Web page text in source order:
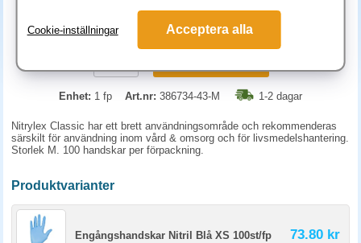
73.80 kr (inkl. moms)
Enhet: 1 fp Art.nr: 386734-43-M 1-2 dagar
Nitrylex Classic har ett brett användningsområde och rekommenderas
särskilt för användning inom vård & omsorg och för livsmedelshantering.
Storlek M. 100 handskar per förpackning.
Produktvarianter
Engångshandskar Nitril Blå XS 100st/fp 73.80 kr
Cookie-inställningar Acceptera alla